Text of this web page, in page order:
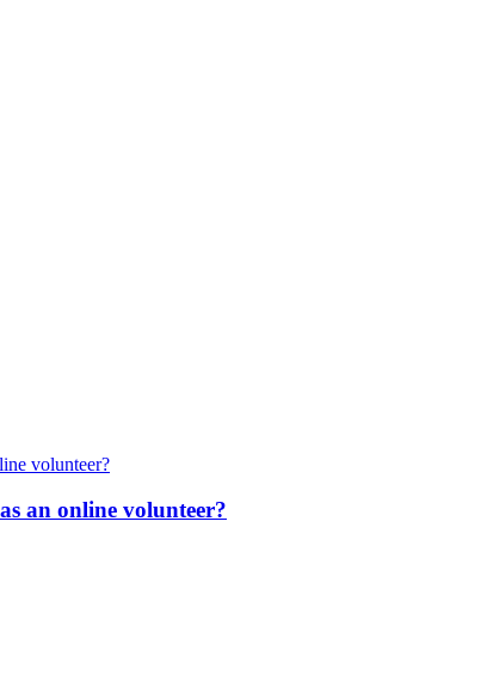
an online volunteer?